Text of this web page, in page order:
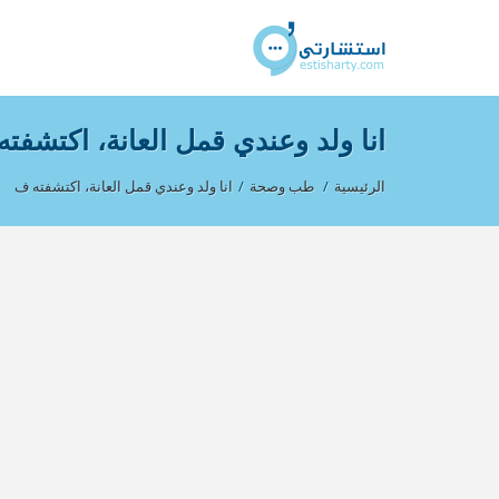
انا ولد وعندي قمل العانة،
الرئيسية / طب وصحة / انا ولد وعندي قمل العانة، اكتشفته ف